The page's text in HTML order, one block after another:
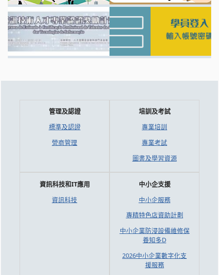
管理及認證
標準及認證
營商管理
培訓及考試
專業培訓
專業考試
圖書及學習資源
資訊科技和IT應用
資訊科技
中小企支援
中小企服務
專精特色店資助計劃
中小企業防浸設備維修保
養知多D
2026中小企業數字化支
援服務